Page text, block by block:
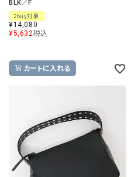
BLK／F
2buy対象
¥14,080
¥5,632税込
カートに入れる